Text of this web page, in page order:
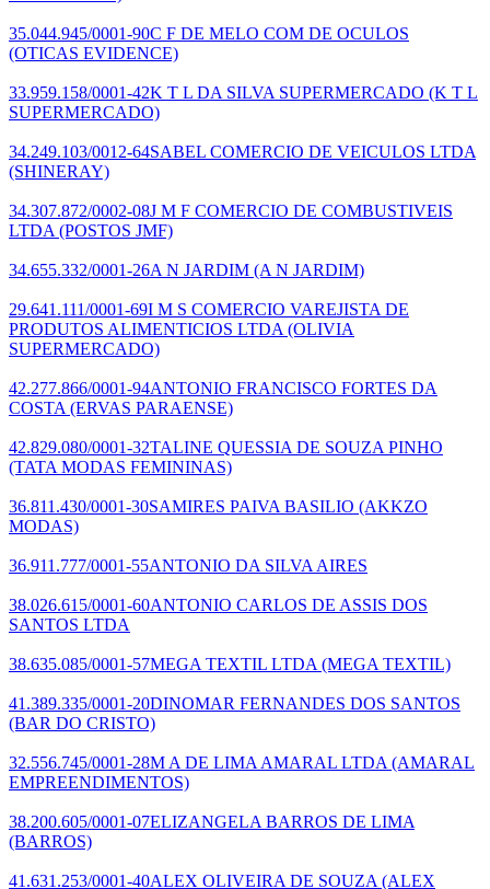
35.044.945/0001-90C F DE MELO COM DE OCULOS
(OTICAS EVIDENCE)
33.959.158/0001-42K T L DA SILVA SUPERMERCADO (K T L
SUPERMERCADO)
34.249.103/0012-64SABEL COMERCIO DE VEICULOS LTDA
(SHINERAY)
34.307.872/0002-08J M F COMERCIO DE COMBUSTIVEIS
LTDA (POSTOS JMF)
34.655.332/0001-26A N JARDIM (A N JARDIM)
29.641.111/0001-69I M S COMERCIO VAREJISTA DE
PRODUTOS ALIMENTICIOS LTDA (OLIVIA
SUPERMERCADO)
42.277.866/0001-94ANTONIO FRANCISCO FORTES DA
COSTA (ERVAS PARAENSE)
42.829.080/0001-32TALINE QUESSIA DE SOUZA PINHO
(TATA MODAS FEMININAS)
36.811.430/0001-30SAMIRES PAIVA BASILIO (AKKZO
MODAS)
36.911.777/0001-55ANTONIO DA SILVA AIRES
38.026.615/0001-60ANTONIO CARLOS DE ASSIS DOS
SANTOS LTDA
38.635.085/0001-57MEGA TEXTIL LTDA (MEGA TEXTIL)
41.389.335/0001-20DINOMAR FERNANDES DOS SANTOS
(BAR DO CRISTO)
32.556.745/0001-28M A DE LIMA AMARAL LTDA (AMARAL
EMPREENDIMENTOS)
38.200.605/0001-07ELIZANGELA BARROS DE LIMA
(BARROS)
41.631.253/0001-40ALEX OLIVEIRA DE SOUZA (ALEX